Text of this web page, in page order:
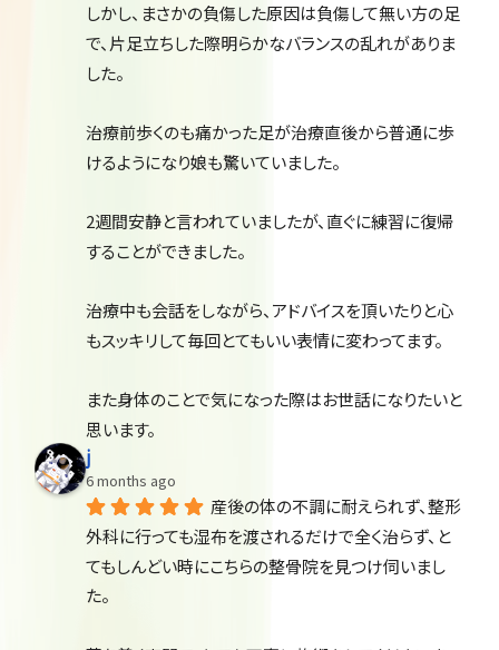
しかし、まさかの負傷した原因は負傷して無い方の足
で、片足立ちした際明らかなバランスの乱れがありま
した。
治療前歩くのも痛かった足が治療直後から普通に歩
けるようになり娘も驚いていました。
2週間安静と言われていましたが、直ぐに練習に復帰
することができました。
治療中も会話をしながら、アドバイスを頂いたりと心
もスッキリして毎回とてもいい表情に変わってます。
また身体のことで気になった際はお世話になりたいと
思います。
j
6 months ago
産後の体の不調に耐えられず、整形
外科に行っても湿布を渡されるだけで全く治らず、と
てもしんどい時にこちらの整骨院を見つけ伺いまし
た。